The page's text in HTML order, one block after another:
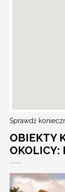
Sprawdź
OBIEKTY
OKOLICY: